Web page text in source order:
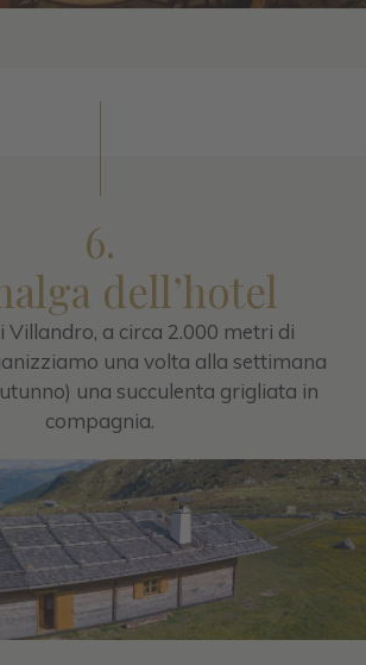
6.
dell’hotel
Villandro, a circa 2.000 metri di
una volta alla settimana
una succulenta grigliata in
compagnia.